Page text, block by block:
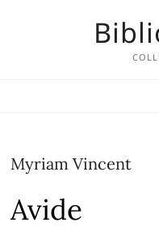
Myriam Vincent
Avide